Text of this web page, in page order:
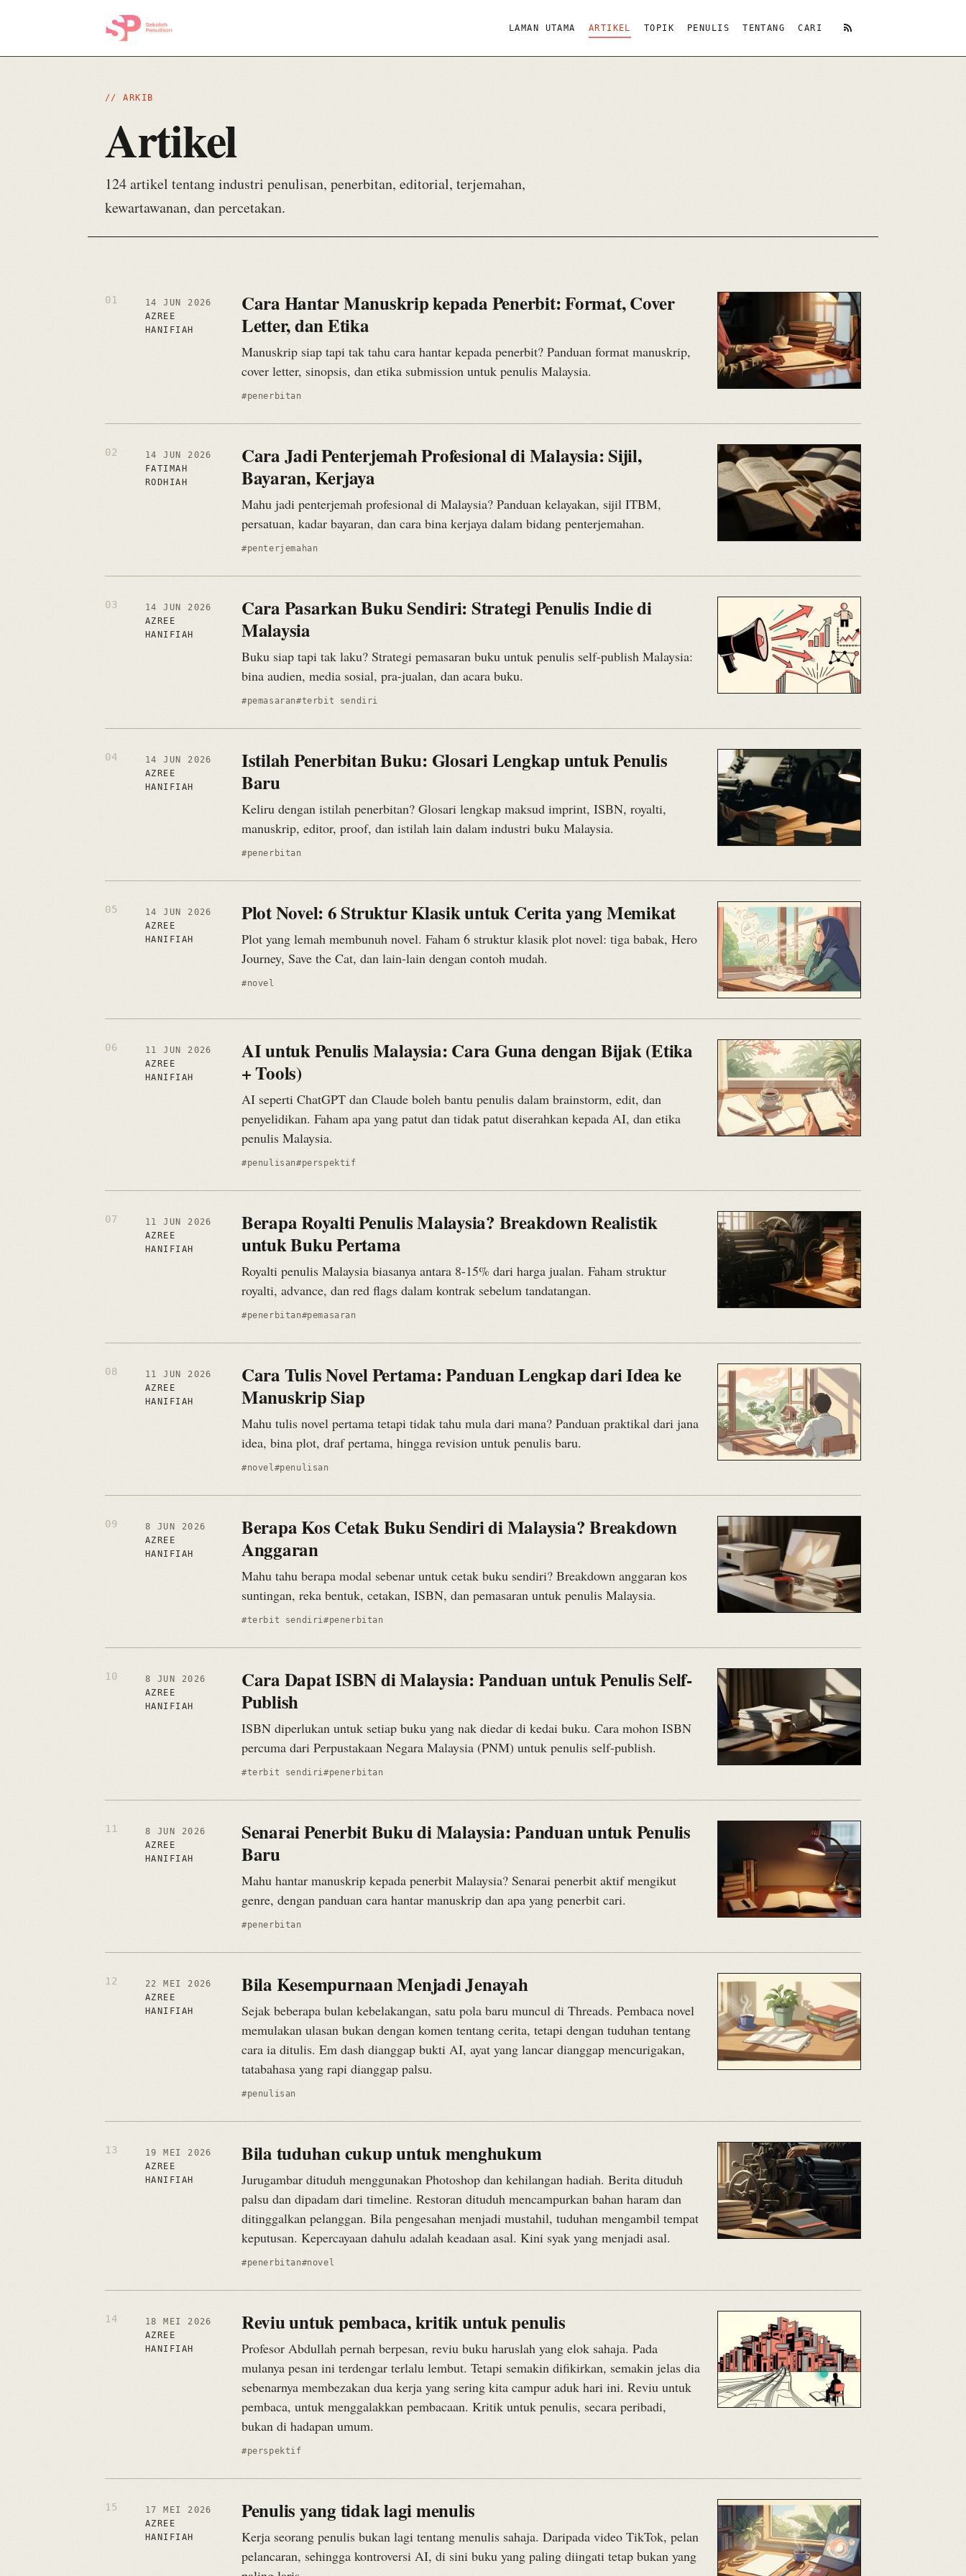
LAMAN UTAMA ARTIKEL TOPIK PENULIS TENTANG CARI
RSS
// ARKIB
Artikel
124 artikel tentang industri penulisan, penerbitan, editorial, terjemahan,
kewartawanan, dan percetakan.
14 JUN 2026
AZREE
HANIFIAH
Cara Hantar Manuskrip kepada Penerbit: Format, Cover
Letter, dan Etika
Manuskrip siap tapi tak tahu cara hantar kepada penerbit? Panduan format manuskrip,
cover letter, sinopsis, dan etika submission untuk penulis Malaysia.
#penerbitan
14 JUN 2026
FATIMAH
RODHIAH
Cara Jadi Penterjemah Profesional di Malaysia: Sijil,
Bayaran, Kerjaya
Mahu jadi penterjemah profesional di Malaysia? Panduan kelayakan, sijil ITBM,
persatuan, kadar bayaran, dan cara bina kerjaya dalam bidang penterjemahan.
#penterjemahan
14 JUN 2026
AZREE
HANIFIAH
Cara Pasarkan Buku Sendiri: Strategi Penulis Indie di
Malaysia
Buku siap tapi tak laku? Strategi pemasaran buku untuk penulis self-publish Malaysia:
bina audien, media sosial, pra-jualan, dan acara buku.
#pemasaran#terbit sendiri
14 JUN 2026
AZREE
HANIFIAH
Istilah Penerbitan Buku: Glosari Lengkap untuk Penulis
Baru
Keliru dengan istilah penerbitan? Glosari lengkap maksud imprint, ISBN, royalti,
manuskrip, editor, proof, dan istilah lain dalam industri buku Malaysia.
#penerbitan
14 JUN 2026
AZREE
HANIFIAH
Plot Novel: 6 Struktur Klasik untuk Cerita yang Memikat
Plot yang lemah membunuh novel. Faham 6 struktur klasik plot novel: tiga babak, Hero
Journey, Save the Cat, dan lain-lain dengan contoh mudah.
#novel
11 JUN 2026
AZREE
HANIFIAH
AI untuk Penulis Malaysia: Cara Guna dengan Bijak (Etika
+ Tools)
AI seperti ChatGPT dan Claude boleh bantu penulis dalam brainstorm, edit, dan
penyelidikan. Faham apa yang patut dan tidak patut diserahkan kepada AI, dan etika
penulis Malaysia.
#penulisan#perspektif
11 JUN 2026
AZREE
HANIFIAH
Berapa Royalti Penulis Malaysia? Breakdown Realistik
untuk Buku Pertama
Royalti penulis Malaysia biasanya antara 8-15% dari harga jualan. Faham struktur
royalti, advance, dan red flags dalam kontrak sebelum tandatangan.
#penerbitan#pemasaran
11 JUN 2026
AZREE
HANIFIAH
Cara Tulis Novel Pertama: Panduan Lengkap dari Idea ke
Manuskrip Siap
Mahu tulis novel pertama tetapi tidak tahu mula dari mana? Panduan praktikal dari jana
idea, bina plot, draf pertama, hingga revision untuk penulis baru.
#novel#penulisan
8 JUN 2026
AZREE
HANIFIAH
Berapa Kos Cetak Buku Sendiri di Malaysia? Breakdown
Anggaran
Mahu tahu berapa modal sebenar untuk cetak buku sendiri? Breakdown anggaran kos
suntingan, reka bentuk, cetakan, ISBN, dan pemasaran untuk penulis Malaysia.
#terbit sendiri#penerbitan
8 JUN 2026
AZREE
HANIFIAH
Cara Dapat ISBN di Malaysia: Panduan untuk Penulis Self-
Publish
ISBN diperlukan untuk setiap buku yang nak diedar di kedai buku. Cara mohon ISBN
percuma dari Perpustakaan Negara Malaysia (PNM) untuk penulis self-publish.
#terbit sendiri#penerbitan
8 JUN 2026
AZREE
HANIFIAH
Senarai Penerbit Buku di Malaysia: Panduan untuk Penulis
Baru
Mahu hantar manuskrip kepada penerbit Malaysia? Senarai penerbit aktif mengikut
genre, dengan panduan cara hantar manuskrip dan apa yang penerbit cari.
#penerbitan
22 MEI 2026
AZREE
HANIFIAH
Bila Kesempurnaan Menjadi Jenayah
Sejak beberapa bulan kebelakangan, satu pola baru muncul di Threads. Pembaca novel
memulakan ulasan bukan dengan komen tentang cerita, tetapi dengan tuduhan tentang
cara ia ditulis. Em dash dianggap bukti AI, ayat yang lancar dianggap mencurigakan,
tatabahasa yang rapi dianggap palsu.
#penulisan
19 MEI 2026
AZREE
HANIFIAH
Bila tuduhan cukup untuk menghukum
Jurugambar dituduh menggunakan Photoshop dan kehilangan hadiah. Berita dituduh
palsu dan dipadam dari timeline. Restoran dituduh mencampurkan bahan haram dan
ditinggalkan pelanggan. Bila pengesahan menjadi mustahil, tuduhan mengambil tempat
keputusan. Kepercayaan dahulu adalah keadaan asal. Kini syak yang menjadi asal.
#penerbitan#novel
18 MEI 2026
AZREE
HANIFIAH
Reviu untuk pembaca, kritik untuk penulis
Profesor Abdullah pernah berpesan, reviu buku haruslah yang elok sahaja. Pada
mulanya pesan ini terdengar terlalu lembut. Tetapi semakin difikirkan, semakin jelas dia
sebenarnya membezakan dua kerja yang sering kita campur aduk hari ini. Reviu untuk
pembaca, untuk menggalakkan pembacaan. Kritik untuk penulis, secara peribadi,
bukan di hadapan umum.
#perspektif
17 MEI 2026
AZREE
HANIFIAH
Penulis yang tidak lagi menulis
Kerja seorang penulis bukan lagi tentang menulis sahaja. Daripada video TikTok, pelan
pelancaran, sehingga kontroversi AI, di sini buku yang paling diingati tetap bukan yang